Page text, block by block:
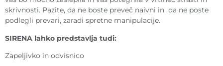
skrivnosti. Pazite, da ne boste preveč naivni in da ne poste
podlegli prevari, zaradi spretne manipulacije.
SIRENA lahko predstavlja tudi:
Zapeljivko in odvisnico